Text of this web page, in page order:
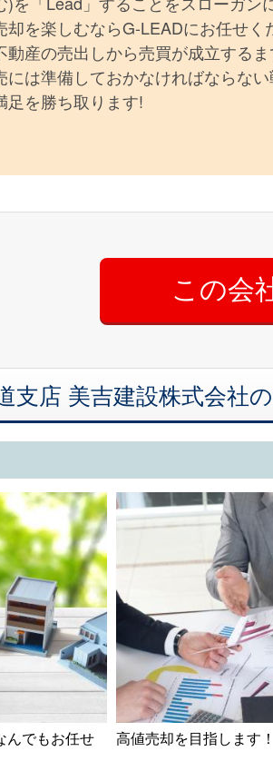
を楽しむならG-LEADにお任せく
動産の売出しから売買が成立する
には準備しておかなければならな
足を勝ち取ります!
支店 美吉建設株式会社
んでもお任せ
高値売却を目指します！